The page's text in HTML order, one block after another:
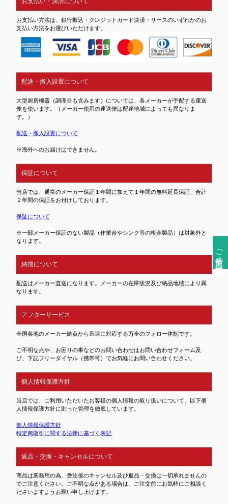
ご注文前の確認事項
お支払い方法は、銀行振込・クレジットカード決済・リースのいずれかのお
支払い方法をお選びいただけます。
配送・搬入設置について
大型厨房機器（調理台も含みます）については、各メーカーが手配する運送
便を使います。（メーカー使用の運送便は配達地域によっても異なりま
す。）
配送・搬入設置について
※海外へのお届けはできません。
保証について
当店では、通常のメーカー保証１年間に加えて１年間の無料延長保証、合計
２年間の保証をお付けしております。
保証について
※一部メーカー保証のない製品（作業台やシンク等の板金製品）は対象外と
なります。
納期について
配送はメーカー直送になります。メーカーの在庫状況及び納品地域により異
なります。
アフターサービス
全国各地のメーカー拠点から迅速に対応する万全のフォロー体制です。
ご不明な点や、お困りの事などのお問い合わせはお問い合わせフォーム及
び、下記フリーダイヤル（携帯可）でお気軽にお問い合わせください。
個人情報保護方針
当店では、ご利用いただいたお客様の個人情報の取り扱いについて、以下個
人情報保護方針に則った管理を徹底しています。
個人情報保護方針
特定商取引に関する法律に基づく表記
返品・交換・キャンセルについて
商品は業務用の為、受注後のキャンセル及び返品・交換は一切承れませんの
でご注意ください。ご不明な点がある場合は、ご注文前にお気軽にご相談く
ださいますようお願い申し上げます。